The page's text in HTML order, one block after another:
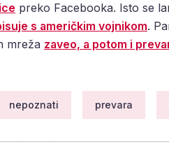
preko Facebooka. Isto se
s američkim vojnikom.
mreža zaveo, a potom i
nepoznati prevara